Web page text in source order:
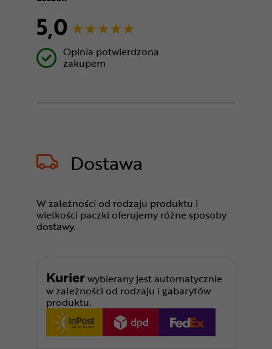
5,0
Opinia potwierdzona
zakupem
Dostawa
W zależności od rodzaju produktu i
wielkości paczki oferujemy różne sposoby
dostawy.
Kurierwybierany jest automatycznie
w zależności od rodzaju i gabarytów
produktu.